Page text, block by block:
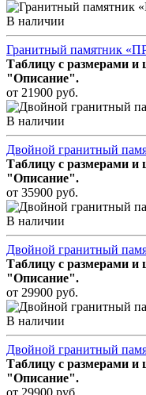
В наличии
Гранитный памятник
Таблицу с размерами и
"Описание".
от 21900 руб.
В наличии
Двойной гранитный
Таблицу с размерами и
"Описание".
от 35900 руб.
В наличии
Двойной гранитный
Таблицу с размерами и
"Описание".
от 29900 руб.
В наличии
Двойной гранитный
Таблицу с размерами и
"Описание".
от 29900 руб.